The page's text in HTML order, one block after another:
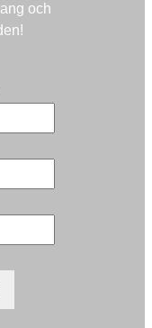
och